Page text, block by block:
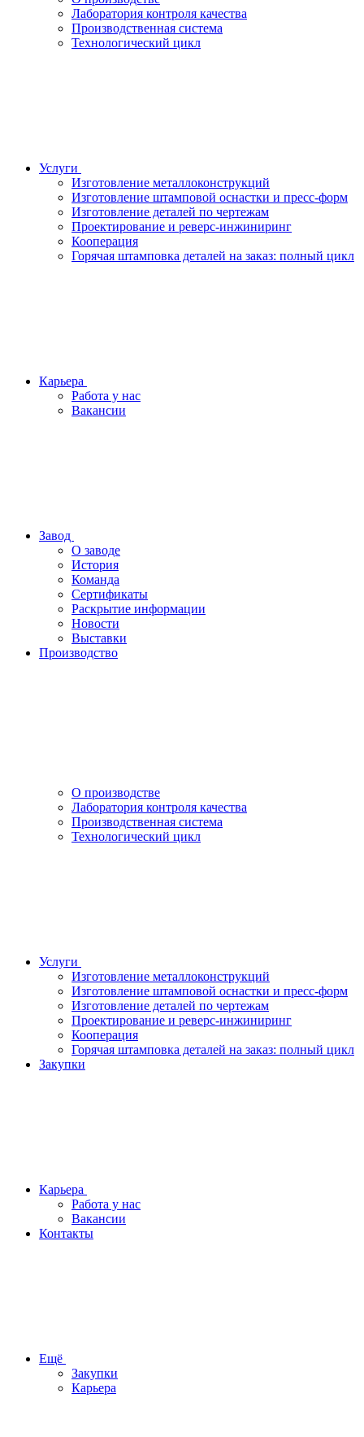
Лаборатория контроля качества
Производственная система
Технологический цикл
Услуги
Изготовление металлоконструкций
Изготовление штамповой оснастки и пресс-форм
Изготовление деталей по чертежам
Проектирование и реверс-инжиниринг
Кооперация
Горячая штамповка деталей на заказ: полный цикл
Карьера
Работа у нас
Вакансии
Завод
О заводе
История
Команда
Сертификаты
Раскрытие информации
Новости
Выставки
Производство
О производстве
Лаборатория контроля качества
Производственная система
Технологический цикл
Услуги
Изготовление металлоконструкций
Изготовление штамповой оснастки и пресс-форм
Изготовление деталей по чертежам
Проектирование и реверс-инжиниринг
Кооперация
Горячая штамповка деталей на заказ: полный цикл
Закупки
Карьера
Работа у нас
Вакансии
Контакты
Ещё
Закупки
Карьера